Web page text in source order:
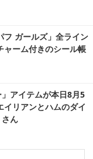
フ ガールズ」全ライン
ャーム付きのシール帳
アイテムが本日8月5
イリアンとハムのダイ
ん